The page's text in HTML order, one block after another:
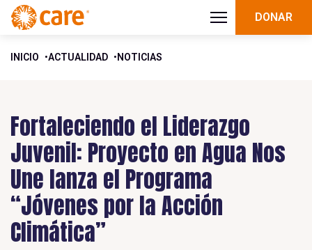
DONAR
INICIO ACTUALIDAD NOTICIAS
Fortaleciendo el Liderazgo
Juvenil: Proyecto en Agua Nos
Une lanza el Programa
“Jóvenes por la Acción
Climática”